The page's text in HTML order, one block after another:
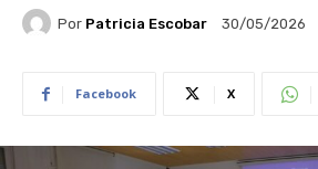
Por Patricia Escobar 30/05/2026
Facebook X